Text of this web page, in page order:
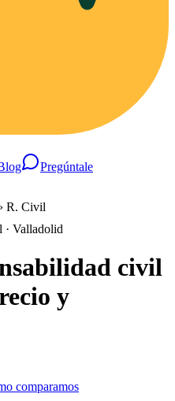
Pregúntale
› R. Civil
· Valladolid
civil
y
comparamos